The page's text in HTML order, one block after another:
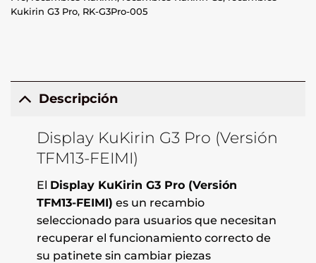
Kukirin G3 Pro, RK-G3Pro-005
Descripción
Display KuKirin G3 Pro (Versión
TFM13-FEIMI)
El Display KuKirin G3 Pro (Versión
TFM13-FEIMI) es un recambio
seleccionado para usuarios que necesitan
recuperar el funcionamiento correcto de
su patinete sin cambiar piezas